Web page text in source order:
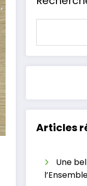
Articles
Une